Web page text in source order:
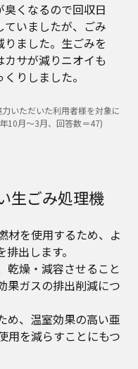
臭くなるので回収日
ていましたが、ごみ
りました。生ごみを
サが減りニオイも
りしました。
いただいた利用者様を対象に
10月～3月、回答数＝47)
生ごみ処理機
材を使用するため、よ
出します。
乾燥・減容させること
果ガスの排出削減につ
め、温室効果の高い亜
用を減らすことにもつ